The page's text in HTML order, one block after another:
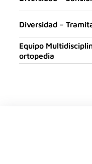
Diversidad –
Equipo
ortopedia